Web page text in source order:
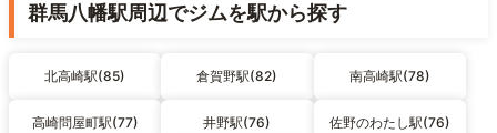
群馬八幡駅周辺でジムを駅から探す
北高崎駅(85) 倉賀野駅(82) 南高崎駅(78)
高崎問屋町駅(77) 井野駅(76) 佐野のわたし駅(76)